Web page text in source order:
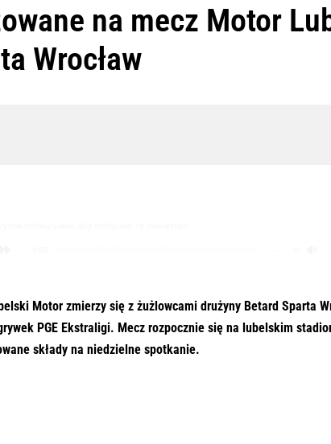
na mecz Motor
Wrocław
Motor zmierzy się z żużlowcami drużyny Betard Sparta
PGE Ekstraligi. Mecz rozpocznie się na lubelskim
składy na niedzielne spotkanie.